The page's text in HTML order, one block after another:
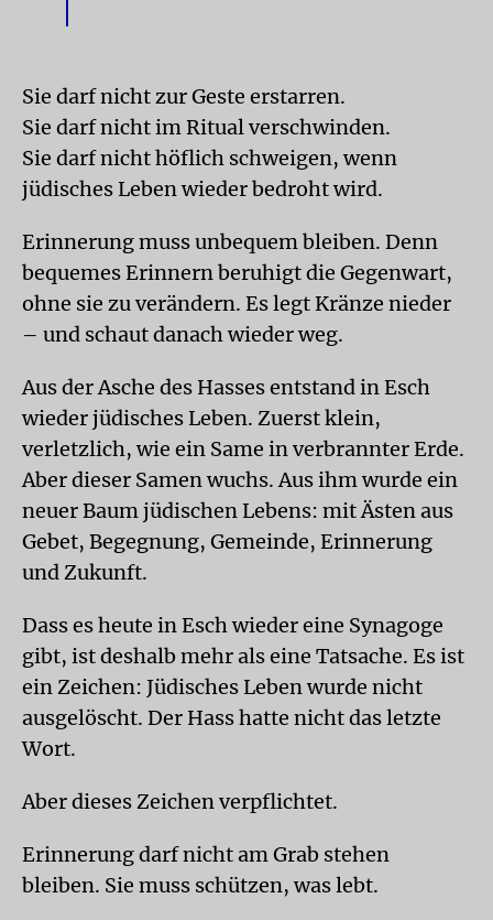
Sie darf nicht zur Geste erstarren.
Sie darf nicht im Ritual verschwinden.
Sie darf nicht höflich schweigen, wenn
jüdisches Leben wieder bedroht wird.
Erinnerung muss unbequem bleiben. Denn
bequemes Erinnern beruhigt die Gegenwart,
ohne sie zu verändern. Es legt Kränze nieder
– und schaut danach wieder weg.
Aus der Asche des Hasses entstand in Esch
wieder jüdisches Leben. Zuerst klein,
verletzlich, wie ein Same in verbrannter Erde.
Aber dieser Samen wuchs. Aus ihm wurde ein
neuer Baum jüdischen Lebens: mit Ästen aus
Gebet, Begegnung, Gemeinde, Erinnerung
und Zukunft.
Dass es heute in Esch wieder eine Synagoge
gibt, ist deshalb mehr als eine Tatsache. Es ist
ein Zeichen: Jüdisches Leben wurde nicht
ausgelöscht. Der Hass hatte nicht das letzte
Wort.
Aber dieses Zeichen verpflichtet.
Erinnerung darf nicht am Grab stehen
bleiben. Sie muss schützen, was lebt.